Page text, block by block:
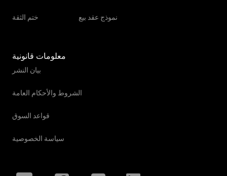
ختم الثقة نموذج عقد بيع
معلومات قانونية
بيان النشر
الشروط والأحكام العامة
قواعد السوق
سياسة الخصوصية